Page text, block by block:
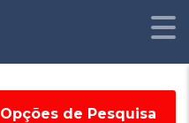
Opções de Pesquisa